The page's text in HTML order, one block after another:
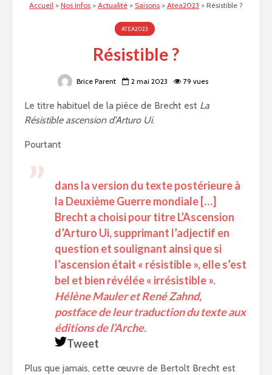
Accueil > Nos infos > Actualité > Saisons > Atea2023 > Résistible ?
ATEA2023
Résistible ?
Brice Parent 2 mai 2023 79 vues
Le titre habituel de la pièce de Brecht est La
Résistible ascension d’Arturo Ui.
Pourtant
dans la version du texte postérieure à
la Deuxième Guerre mondiale […]
Brecht a choisi pour titreL’Ascension
d’Arturo Ui, supprimant l’adjectif en
question et soulignant ainsi que si
l’ascension était « résistible », elle s’est
bel et bien révélée « irrésistible ».
Hélène Mauler et René Zahnd,
postface de leur traduction du texte aux
éditions de l’Arche.
Tweet
Plus que jamais, cette œuvre de Bertolt Brecht est